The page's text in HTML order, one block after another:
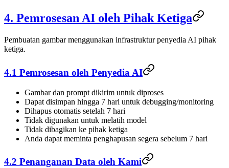
4. Pemrosesan AI oleh Pihak Ketiga
Pembuatan gambar menggunakan infrastruktur penyedia AI pihak
ketiga.
4.1 Pemrosesan oleh Penyedia AI
Gambar dan prompt dikirim untuk diproses
Dapat disimpan hingga 7 hari untuk debugging/monitoring
Dihapus otomatis setelah 7 hari
Tidak digunakan untuk melatih model
Tidak dibagikan ke pihak ketiga
Anda dapat meminta penghapusan segera sebelum 7 hari
4.2 Penanganan Data oleh Kami